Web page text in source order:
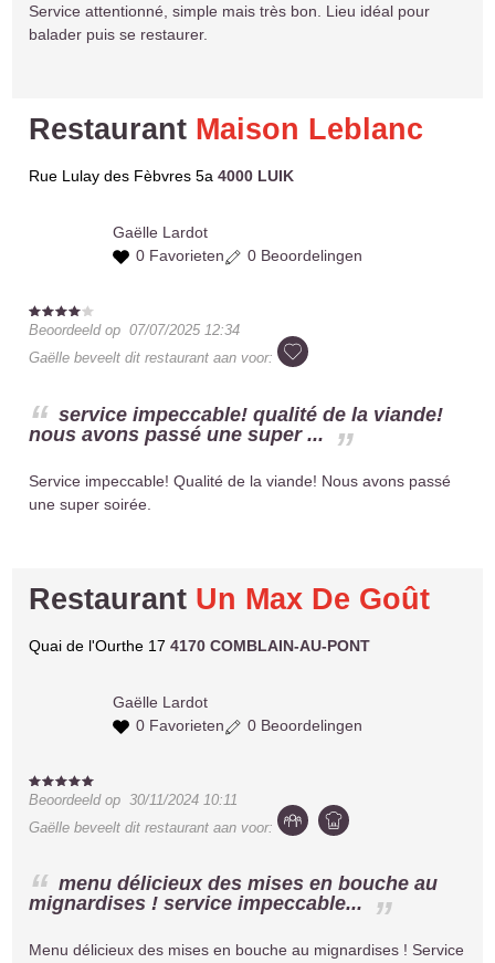
Service attentionné, simple mais très bon. Lieu idéal pour
balader puis se restaurer.
Restaurant Maison Leblanc
Rue Lulay des Fèbvres 5a4000 LUIK
Gaëlle Lardot
0 Favorieten
0 Beoordelingen
Beoordeeld op07/07/2025 12:34
Gaëlle beveelt dit restaurant aan voor:
service impeccable! qualité de la viande!
nous avons passé une super ...
Service impeccable! Qualité de la viande! Nous avons passé
une super soirée.
Restaurant Un Max De Goût
Quai de l'Ourthe 174170 COMBLAIN-AU-PONT
Gaëlle Lardot
0 Favorieten
0 Beoordelingen
Beoordeeld op30/11/2024 10:11
Gaëlle beveelt dit restaurant aan voor:
menu délicieux des mises en bouche au
mignardises ! service impeccable...
Menu délicieux des mises en bouche au mignardises ! Service